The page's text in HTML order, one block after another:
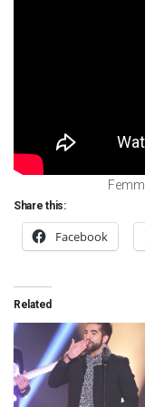
Share this:
Facebook
Related